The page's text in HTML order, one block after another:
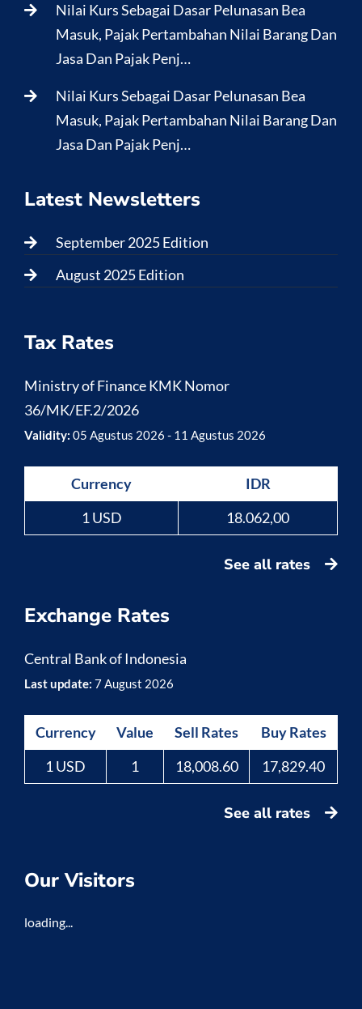
Nilai Kurs Sebagai Dasar Pelunasan Bea
Masuk, Pajak Pertambahan Nilai Barang Dan
Jasa Dan Pajak Penj…
Nilai Kurs Sebagai Dasar Pelunasan Bea
Masuk, Pajak Pertambahan Nilai Barang Dan
Jasa Dan Pajak Penj…
Latest Newsletters
September 2025 Edition
August 2025 Edition
Tax Rates
Ministry of Finance KMK Nomor
36/MK/EF.2/2026
Validity: 05 Agustus 2026 - 11 Agustus 2026
Currency
IDR
1 USD
18.062,00
See all rates
Exchange Rates
Central Bank of Indonesia
Last update: 7 August 2026
Currency Value Sell Rates
Buy Rates
1 USD
1 18,008.60 17,829.40
See all rates
Our Visitors
loading...